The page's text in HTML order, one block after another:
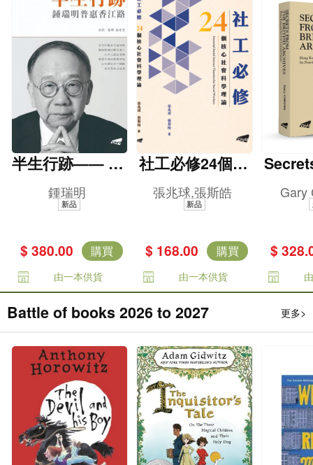
半生行跡—— 鍾
瑞明普惠香江路
鍾瑞明
新品
$ 380.00 購買
由一本供貨
社工必修24個核
心社會科學理論
張兆球,張斯皓
新品
$ 168.00 購買
由一本供貨
e
es --
Gary
$
Battle of books 2026 to 2027 更多>